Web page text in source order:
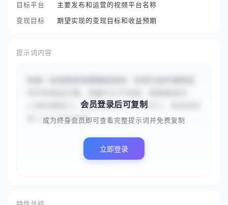
目标平台
主要发布和运营的视频平台名称
变现目标
期望实现的变现目标和收益预期
提示词内容
{{美妆教程}}，粉丝数量为{{50000}}，变现目标
是{{三个月内实现...
会员登录后可复制
成为终身会员即可查看完整提示词并免费复制
立即登录